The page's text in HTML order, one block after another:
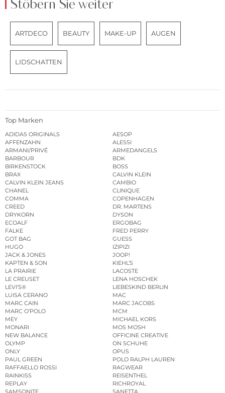
Stöbern Sie weiter
ARTDECO BEAUTY MAKE-UP AUGEN
LIDSCHATTEN
Top Marken
ADIDAS ORIGINALS
AESOP
AFFENZAHN
ALESSI
ARMANI/PRIVÉ
ARMEDANGELS
BARBOUR
BDK
BIRKENSTOCK
BOSS
BRAX
CALVIN KLEIN
CALVIN KLEIN JEANS
CAMBIO
CHANEL
CLINIQUE
COMMA
COPENHAGEN
CREED
DR. MARTENS
DRYKORN
DYSON
ECOALF
ERGOBAG
FALKE
FRED PERRY
GOT BAG
GUESS
HUGO
IZIPIZI
JACK & JONES
JOOP!
KAPTEN & SON
KIEHL’S
LA PRAIRIE
LACOSTE
LE CREUSET
LENA HOSCHEK
LEVI’S®
LIEBESKIND BERLIN
LUISA CERANO
MAC
MARC CAIN
MARC JACOBS
MARC O’POLO
MCM
MEY
MICHAEL KORS
MONARI
MOS MOSH
NEW BALANCE
OFFICINE CREATIVE
OLYMP
ON SCHUHE
ONLY
OPUS
PAUL GREEN
POLO RALPH LAUREN
RAFFAELLO ROSSI
RAGWEAR
RAINKISS
REISENTHEL
REPLAY
RICHROYAL
SAMSONITE
SANETTA